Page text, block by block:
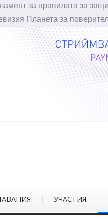
за правилата за
Планета за
УЧАСТИЯ